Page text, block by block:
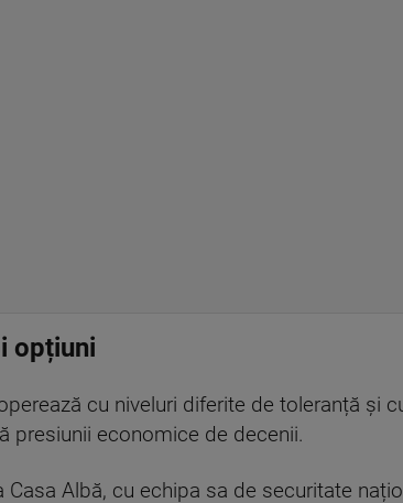
opțiuni
cu niveluri diferite de toleranță și
presiunii economice de decenii.
Casa Albă, cu echipa sa de securitate